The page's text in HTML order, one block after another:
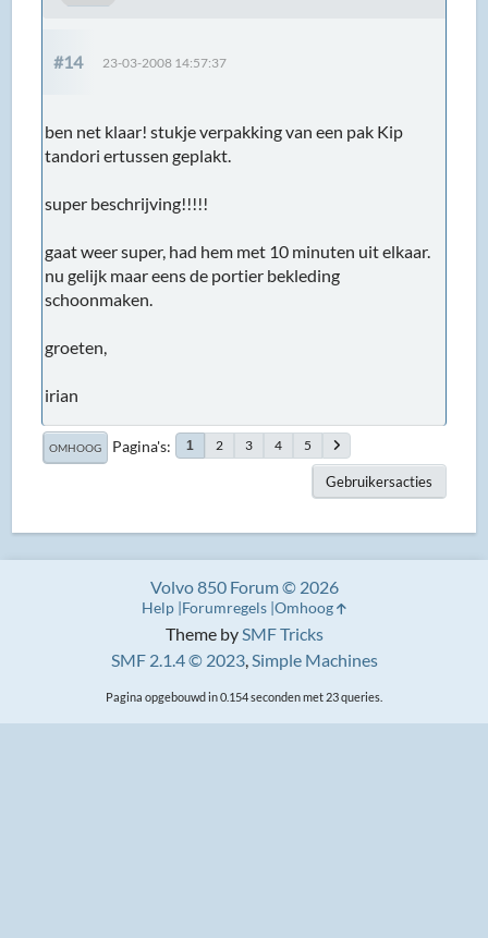
#14 23-03-2008 14:57:37
ben net klaar! stukje verpakking van een pak Kip
tandori ertussen geplakt.
super beschrijving!!!!!
gaat weer super, had hem met 10 minuten uit elkaar.
nu gelijk maar eens de portier bekleding
schoonmaken.
groeten,
irian
OMHOOG Pagina's 1 2 3 4 5
Gebruikersacties
Theme bySMF Tricks
SMF 2.1.4 © 2023,Simple Machines
Volvo 850 Forum © 2026
Help Forumregels Omhoog
Pagina opgebouwd in 0.154 seconden met 23 queries.